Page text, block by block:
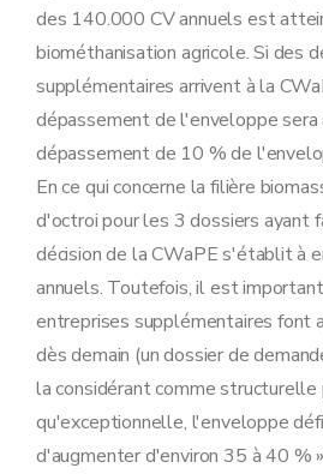
des 140.000 CV annuels est
biométhanisation agricole. Si des
supplémentaires arrivent à la
dépassement de l'enveloppe sera
dépassement de 10 % de
En ce qui concerne la filière
d'octroi pour les 3 dossiers ayant
décision de la CWaPE s'établit à
annuels. Toutefois, il est
entreprises supplémentaires font
dès demain (un dossier de
la considérant comme
qu'exceptionnelle, l'enveloppe
d'augmenter d'environ 35 à 40 %